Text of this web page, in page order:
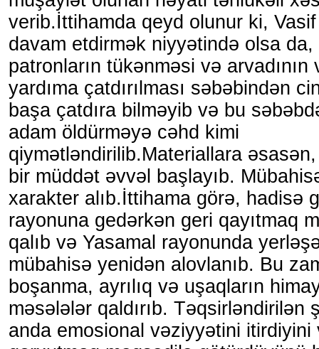
verib.İttihamda qeyd olunur ki,
davam etdirmək niyyətində olsa da,
patronların tükənməsi və arvadının
yardıma çatdırılması səbəbindən
başa çatdıra bilməyib və bu
adam öldürməyə cəhd kimi
qiymətləndirilib.Materiallara
bir müddət əvvəl başlayıb.
xarakter alıb.İttihama görə, hadisə
rayonuna gedərkən geri qayıtmaq
qalıb və Yasamal rayonunda
mübahisə yenidən alovlanıb. Bu
boşanma, ayrılıq və uşaqların
məsələlər qaldırıb. Təqsirləndirilən
anda emosional vəziyyətini itirdiyini